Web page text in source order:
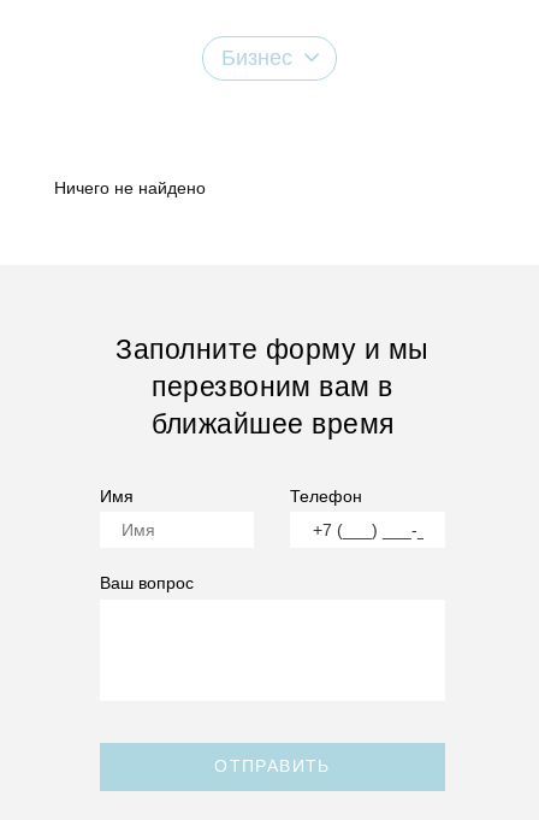
Бизнес
Ничего не найдено
Заполните форму и мы
перезвоним вам в
ближайшее время
Имя Телефон
Ваш вопрос
ОТПРАВИТЬ